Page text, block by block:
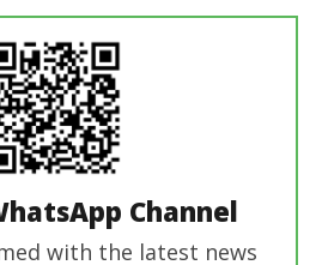
Channel
with the latest news